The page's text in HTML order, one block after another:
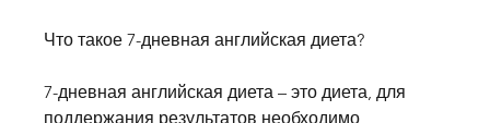
Что такое 7-дневная английская диета?
7-дневная английская диета – это диета, для
поддержания результатов необходимо